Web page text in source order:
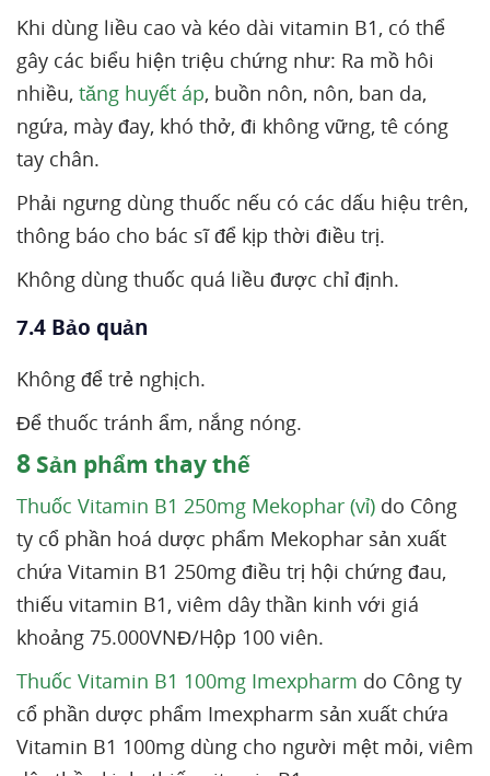
Khi dùng liều cao và kéo dài vitamin B1, có thể
gây các biểu hiện triệu chứng như: Ra mồ hôi
nhiều, tăng huyết áp, buồn nôn, nôn, ban da,
ngứa, mày đay, khó thở, đi không vững, tê cóng
tay chân.
Phải ngưng dùng thuốc nếu có các dấu hiệu trên,
thông báo cho bác sĩ để kịp thời điều trị.
Không dùng thuốc quá liều được chỉ định.
7.4 Bảo quản
Không để trẻ nghịch.
Để thuốc tránh ẩm, nắng nóng.
8 Sản phẩm thay thế
Thuốc Vitamin B1 250mg Mekophar (vỉ) do Công
ty cổ phần hoá dược phẩm Mekophar sản xuất
chứa Vitamin B1 250mg điều trị hội chứng đau,
thiếu vitamin B1, viêm dây thần kinh với giá
khoảng 75.000VNĐ/Hộp 100 viên.
Thuốc Vitamin B1 100mg Imexpharm do Công ty
cổ phần dược phẩm Imexpharm sản xuất chứa
Vitamin B1 100mg dùng cho người mệt mỏi, viêm